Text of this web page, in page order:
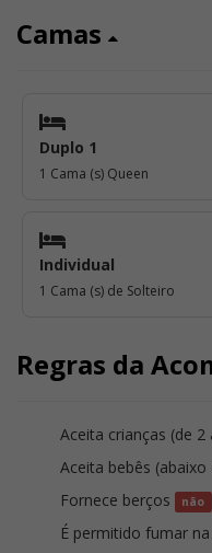
Camas
Duplo 1
1 Cama (s) Queen
Individual
1 Cama (s) de Solteiro
Regras da
Aceita crianças (de
Aceita bebês (abaixo
Fornece berços não
É permitido fumar